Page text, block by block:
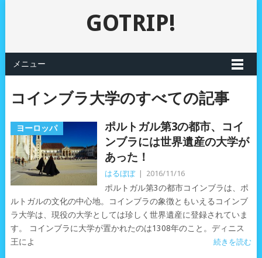
GOTRIP!
メニュー
コインブラ大学のすべての記事
ヨーロッパ
ポルトガル第3の都市、コイ
ンブラには世界遺産の大学が
あった！
はるぼぼ 2016/11/16
ポルトガル第3の都市コインブラは、ポ
ルトガルの文化の中心地。コインブラの象徴ともいえるコインブ
ラ大学は、現役の大学としては珍しく世界遺産に登録されていま
す。 コインブラに大学が置かれたのは1308年のこと。ディニス
王によ
続きを読む